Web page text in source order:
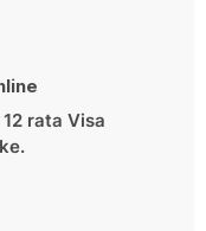
rata Visa